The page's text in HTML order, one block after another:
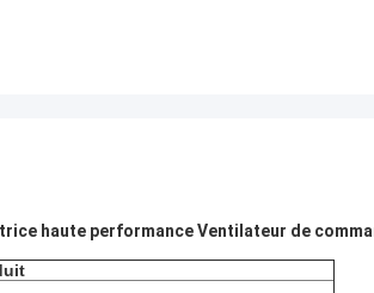
haute performance Ventilateur de